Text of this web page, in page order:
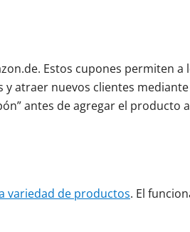
Estos cupones permiten
atraer nuevos clientes
antes de agregar el producto
variedad de productos. El